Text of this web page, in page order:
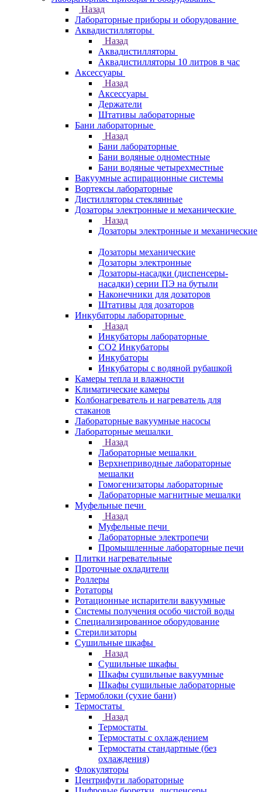
Назад
Лабораторные приборы и оборудование
Аквадистилляторы
Назад
Аквадистилляторы
Аквадистилляторы 10 литров в час
Аксессуары
Назад
Аксессуары
Держатели
Штативы лабораторные
Бани лабораторные
Назад
Бани лабораторные
Бани водяные одноместные
Бани водяные четырехместные
Вакуумные аспирационные системы
Вортексы лабораторные
Дистилляторы стеклянные
Дозаторы электронные и механические
Назад
Дозаторы электронные и механические
Дозаторы механические
Дозаторы электронные
Дозаторы-насадки (диспенсеры-
насадки) серии ПЭ на бутыли
Наконечники для дозаторов
Штативы для дозаторов
Инкубаторы лабораторные
Назад
Инкубаторы лабораторные
CO2 Инкубаторы
Инкубаторы
Инкубаторы с водяной рубашкой
Камеры тепла и влажности
Климатические камеры
Колбонагреватель и нагреватель для
стаканов
Лабораторные вакуумные насосы
Лабораторные мешалки
Назад
Лабораторные мешалки
Верхнеприводные лабораторные
мешалки
Гомогенизаторы лабораторные
Лабораторные магнитные мешалки
Муфельные печи
Назад
Муфельные печи
Лабораторные электропечи
Промышленные лабораторные печи
Плитки нагревательные
Проточные охладители
Роллеры
Ротаторы
Ротационные испарители вакуумные
Системы получения особо чистой воды
Специализированное оборудование
Стерилизаторы
Сушильные шкафы
Назад
Сушильные шкафы
Шкафы сушильные вакуумные
Шкафы сушильные лабораторные
Термоблоки (сухие бани)
Термостаты
Назад
Термостаты
Термостаты с охлаждением
Термостаты стандартные (без
охлаждения)
Флокуляторы
Центрифуги лабораторные